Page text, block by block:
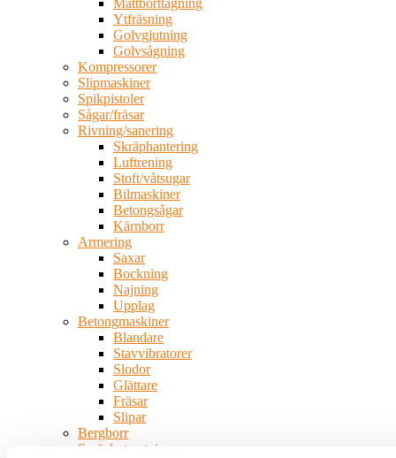
Mattborttagning
Ytfräsning
Golvgjutning
Golvsågning
Kompressorer
Slipmaskiner
Spikpistoler
Sågar/fräsar
Rivning/sanering
Skräphantering
Luftrening
Stoft/våtsugar
Bilmaskiner
Betongsågar
Kärnborr
Armering
Saxar
Bockning
Najning
Upplag
Betongmaskiner
Blandare
Stavvibratorer
Slodor
Glättare
Fräsar
Slipar
Bergborr
Spräckutrustning